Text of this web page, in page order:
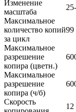
Изменение
масштаба
Максимальное
количество копий
за цикл
99
Максимальное
разрешение
копира (цветн.)
Максимальное
разрешение
копира (ч/б)
Скорость